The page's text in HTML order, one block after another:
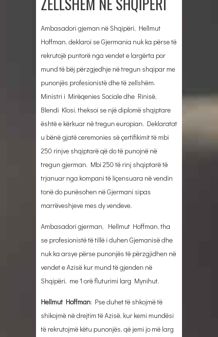
Ambasadori gjeman në Shqipëri, Hellmut
Hoffman, deklaroi se Gjermania nuk ka përse të
rekrutojë puntorë nga vendet e largërta por
mund të bëj përzgjedhje në tregun shqipar me
punonjës profesionistë dhe të zellshëm.
Ministri i Mirëqenies Sociale dhe Rinisë,
Blendi Klosi, theksoi se një diplomë shqiptare
është e kërkuar në tregun europian. Deklaratat
u bënë gjatë ceremonies së çertifikimit të mbi
250 rinjve shqiptarë që do të punojnë në
tregun gjerman. Mbi 250 të rinj shqiptarë të
trjanuar nga kompani të liçensuara në vendin
tonë do punësohen në Gjermani sipas
marrëveshjeve mes dy vendeve.
Ambasadori gjerman, Hellmut Hoffman, tha
se profesionistë të tillë i duhen Gjemanisë dhe
nuk ka arsye përse punonjës të përzgjidhen në
vendet e Azisë kur mund të gjenden në
Shqipëri, me 1 orë fluturimi larg Mynihut.
Hellmut Hoffman: Pse duhet të shkojmë të
shikojmë në drejtim të Azisë, kur kemi mundësi
të rekrutojmë këtu punonjës, që jemi jo më larg